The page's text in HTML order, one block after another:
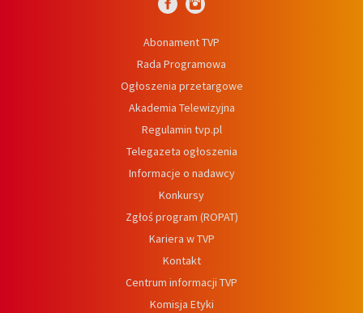
Abonament TVP
Rada Programowa
Ogłoszenia przetargowe
Akademia Telewizyjna
Regulamin tvp.pl
Telegazeta ogłoszenia
Informacje o nadawcy
Konkursy
Zgłoś program (ROPAT)
Kariera w TVP
Kontakt
Centrum informacji TVP
Komisja Etyki